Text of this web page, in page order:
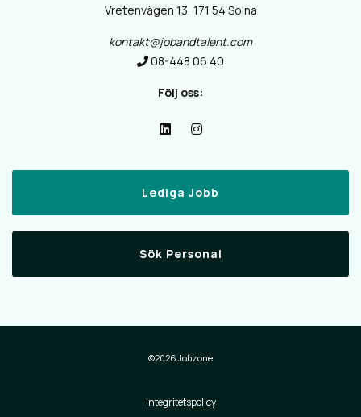
Vretenvägen 13, 171 54 Solna
kontakt@jobandtalent.com
08-448 06 40
Följ oss:
Lediga Jobb
Sök Personal
©2026 Jobzone
Integritetspolicy